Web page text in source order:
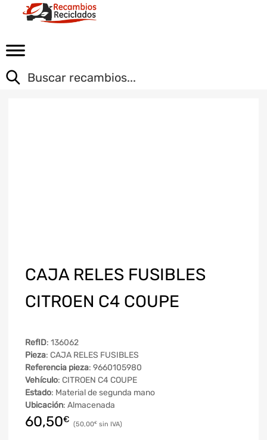
CAJA RELES FUSIBLES
CITROEN C4 COUPE
RefID: 136062
Pieza: CAJA RELES FUSIBLES
Referencia pieza: 9660105980
Vehículo: CITROEN C4 COUPE
Estado: Material de segunda mano
Ubicación: Almacenada
60,50€ 50,00€